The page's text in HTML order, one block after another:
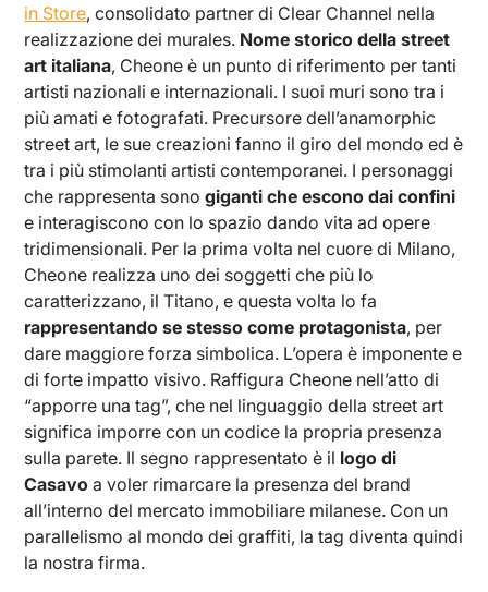
in Store, consolidato partner di Clear Channel nella
realizzazione dei murales. Nome storico della street
art italiana, Cheone è un punto di riferimento per tanti
artisti nazionali e internazionali. I suoi muri sono tra i
più amati e fotografati. Precursore dell’anamorphic
street art, le sue creazioni fanno il giro del mondo ed è
tra i più stimolanti artisti contemporanei. I personaggi
che rappresenta sono giganti che escono dai confini
e interagiscono con lo spazio dando vita ad opere
tridimensionali. Per la prima volta nel cuore di Milano,
Cheone realizza uno dei soggetti che più lo
caratterizzano, il Titano, e questa volta lo fa
rappresentando se stesso come protagonista, per
dare maggiore forza simbolica. L’opera è imponente e
di forte impatto visivo. Raffigura Cheone nell’atto di
“apporre una tag”, che nel linguaggio della street art
significa imporre con un codice la propria presenza
sulla parete. Il segno rappresentato è il logo di
Casavo a voler rimarcare la presenza del brand
all’interno del mercato immobiliare milanese. Con un
parallelismo al mondo dei graffiti, la tag diventa quindi
la nostra firma.